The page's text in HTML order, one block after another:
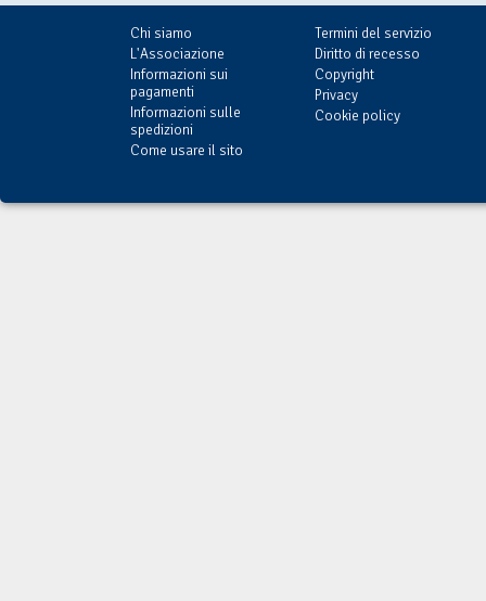
Chi siamo
L'Associazione
Informazioni sui
pagamenti
Informazioni sulle
spedizioni
Come usare il sito
Termini del servizio
Diritto di recesso
Copyright
Privacy
Cookie policy